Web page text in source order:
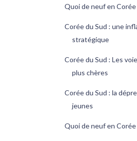
Quoi de neuf en Corée
Corée du Sud : une
stratégique
Corée du Sud : Les
plus chères
Corée du Sud : la
jeunes
Quoi de neuf en Corée